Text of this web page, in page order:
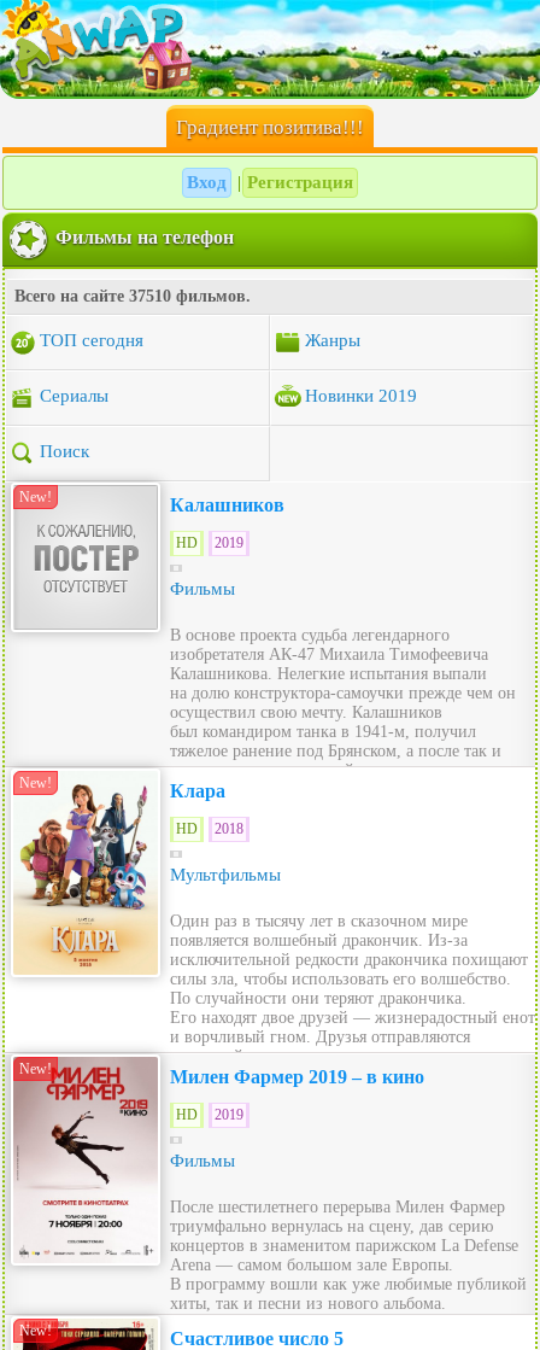
Градиент позитива!!!
Вход Регистрация
Фильмы на телефон
Всего на сайте 37510 фильмов.
ТОП сегодня Жанры
Сериалы Новинки 2019
Поиск
New! Калашников
HD 2019
Фильмы
В основе проекта судьба легендарного
изобретателя АК-47 Михаила Тимофеевича
Калашникова. Нелегкие испытания выпали
на долю конструктора-самоучки прежде чем он
осуществил свою мечту. Калашников
был командиром танка в 1941-м, получил
тяжелое ранение под Брянском, а после так и
не смог вернуться на вой...
New! Клара
HD 2018
Мультфильмы
Один раз в тысячу лет в сказочном мире
появляется волшебный дракончик. Из-за
исключительной редкости дракончика похищают
силы зла, чтобы использовать его волшебство.
По случайности они теряют дракончика.
Его находят двое друзей — жизнерадостный енот
и ворчливый гном. Друзья отправляются
в дальний пу...
New! Милен Фармер 2019 – в кино
HD 2019
Фильмы
После шестилетнего перерыва Милен Фармер
триумфально вернулась на сцену, дав серию
концертов в знаменитом парижском La Defense
Arena — самом большом зале Европы.
В программу вошли как уже любимые публикой
хиты, так и песни из нового альбома.
New! Счастливое число 5